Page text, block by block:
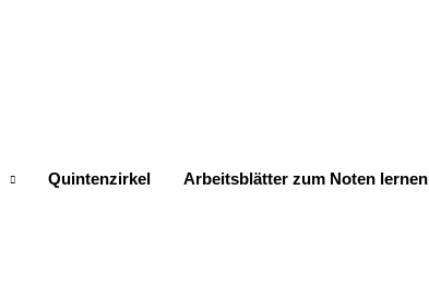
Quintenzirkel Arbeitsblätter zum Noten lernen